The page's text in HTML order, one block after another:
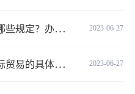
2023-06-27
事实收养情况有几种？
2023-06-27
的内容都有哪些？